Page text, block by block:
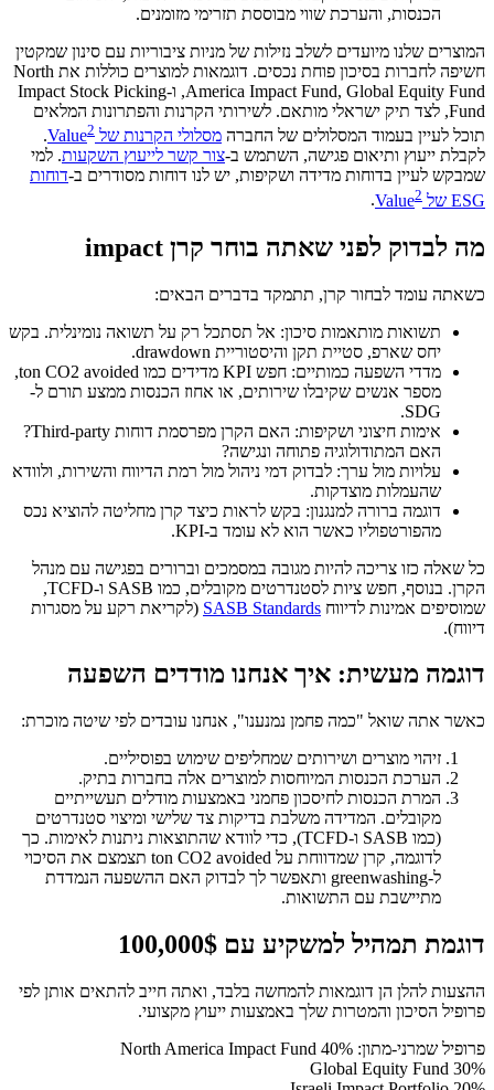
הכנסות, והערכת שווי מבוססת תזרימי מזומנים.
המוצרים שלנו מיועדים לשלב נזילות של מניות ציבוריות עם סינון שמקטין
חשיפה לחברות בסיכון פוחת נכסים. דוגמאות למוצרים כוללות את North
America Impact Fund, Global Equity Fund, ו-Impact Stock Picking
Fund, לצד תיק ישראלי מותאם. לשירותי הקרנות והפתרונות המלאים
תוכל לעיין בעמוד המסלולים של החברה מסלולי הקרנות של Value 2
.
לקבלת ייעוץ ותיאום פגישה, השתמש ב-צור קשר לייעוץ השקעות. למי
שמבקש לעיין בדוחות מדידה ושקיפות, יש לנו דוחות מסודרים ב-דוחות
ESG של Value
2
.
מה לבדוק לפני שאתה בוחר קרן impact
כשאתה עומד לבחור קרן, תתמקד בדברים הבאים:
תשואות מותאמות סיכון: אל תסתכל רק על תשואה נומינלית. בקש
יחס שארפ, סטיית תקן והיסטוריית drawdown.
מדדי השפעה כמותיים: חפש KPI מדידים כמו ton CO2 avoided,
מספר אנשים שקיבלו שירותים, או אחוז הכנסות ממצע תורם ל-
SDG.
אימות חיצוני ושקיפות: האם הקרן מפרסמת דוחות Third-party?
האם המתודולוגיה פתוחה ונגישה?
עלויות מול ערך: לבדוק דמי ניהול מול רמת הדיווח והשירות, ולוודא
שהעמלות מוצדקות.
דוגמה ברורה למנגנון: בקש לראות כיצד קרן מחליטה להוציא נכס
מהפורטפוליו כאשר הוא לא עומד ב-KPI.
כל שאלה כזו צריכה להיות מגובה במסמכים וברורים בפגישה עם מנהל
הקרן. בנוסף, חפש ציות לסטנדרטים מקובלים, כמו SASB ו-TCFD,
שמוסיפים אמינות לדיווח SASB Standards (לקריאת רקע על מסגרות
דיווח).
דוגמה מעשית: איך אנחנו מודדים השפעה
כאשר אתה שואל "כמה פחמן נמנענו", אנחנו עובדים לפי שיטה מוכרת:
זיהוי מוצרים ושירותים שמחליפים שימוש בפוסיליים.
הערכת הכנסות המיוחסות למוצרים אלה בחברות בתיק.
המרת הכנסות לחיסכון פחמני באמצעות מודלים תעשייתיים
מקובלים. המדידה משלבת בדיקות צד שלישי ומיצוי סטנדרטים
(כמו SASB ו-TCFD), כדי לוודא שהתוצאות ניתנות לאימות. כך
לדוגמה, קרן שמדווחת על ton CO2 avoided תצמצם את הסיכוי
ל-greenwashing ותאפשר לך לבדוק האם ההשפעה הנמדדת
מתיישבת עם התשואות.
דוגמת תמהיל למשקיע עם 100,000$
ההצעות להלן הן דוגמאות להמחשה בלבד, ואתה חייב להתאים אותן לפי
פרופיל הסיכון והמטרות שלך באמצעות ייעוץ מקצועי.
פרופיל שמרני-מתון: 40% North America Impact Fund
30% Global Equity Fund